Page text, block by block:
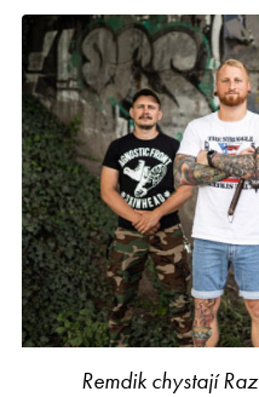
Remdik chystají